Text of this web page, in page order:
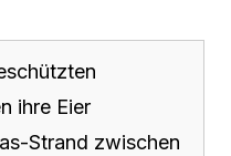
ihre Eier
Strand zwischen